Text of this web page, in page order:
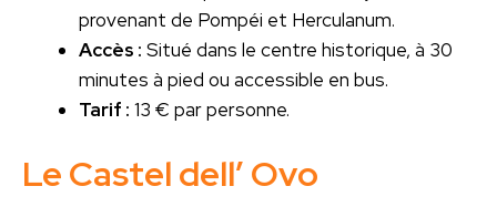
provenant de Pompéi et Herculanum.
Accès : Situé dans le centre historique, à 30
minutes à pied ou accessible en bus.
Tarif : 13 € par personne.
Le Castel dell’ Ovo